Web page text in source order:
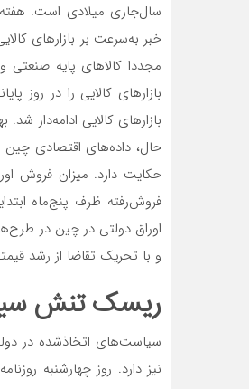
سال‌جاری میلادی است. هفته
خبر به‌سرعت بر بازارهای
مجددا کالاهای پایه
بازارهای کالایی را در روز
اوراق دولتی در چین در
و با تحریک تقاضا از رشد
ریسک تنش
سیاست‌‌‌های اتخاذشده در
نیز دارد. روز چهارشنبه